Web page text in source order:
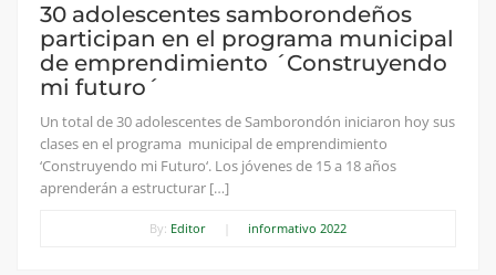
30 adolescentes samborondeños
participan en el programa municipal
de emprendimiento ´Construyendo
mi futuro´
Un total de 30 adolescentes de Samborondón iniciaron hoy sus
clases en el programa municipal de emprendimiento
‘Construyendo mi Futuro‘. Los jóvenes de 15 a 18 años
aprenderán a estructurar […]
By: Editor informativo 2022